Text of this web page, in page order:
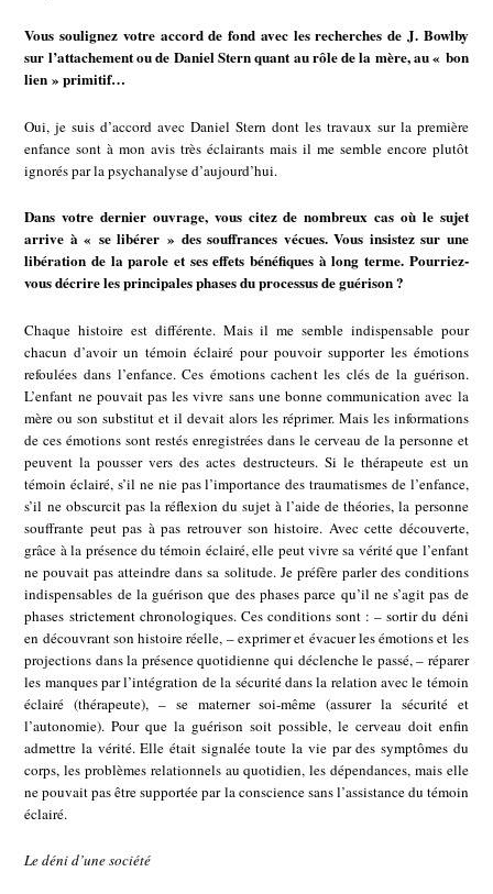
Vous soulignez votre accord de fond avec les recherches de J. Bowlby
sur l’attachement ou de Daniel Stern quant au rôle de la mère, au « bon
lien » primitif…
Oui, je suis d’accord avec Daniel Stern dont les travaux sur la première
enfance sont à mon avis très éclairants mais il me semble encore plutôt
ignorés par la psychanalyse d’aujourd’hui.
Dans votre dernier ouvrage, vous citez de nombreux cas où le sujet
arrive à « se libérer » des souffrances vécues. Vous insistez sur une
libération de la parole et ses effets bénéfiques à long terme. Pourriez-
vous décrire les principales phases du processus de guérison ?
Chaque histoire est différente. Mais il me semble indispensable pour
chacun d’avoir un témoin éclairé pour pouvoir supporter les émotions
refoulées dans l’enfance. Ces émotions cachent les clés de la guérison.
L’enfant ne pouvait pas les vivre sans une bonne communication avec la
mère ou son substitut et il devait alors les réprimer. Mais les informations
de ces émotions sont restés enregistrées dans le cerveau de la personne et
peuvent la pousser vers des actes destructeurs. Si le thérapeute est un
témoin éclairé, s’il ne nie pas l’importance des traumatismes de l’enfance,
s’il ne obscurcit pas la réflexion du sujet à l’aide de théories, la personne
souffrante peut pas à pas retrouver son histoire. Avec cette découverte,
grâce à la présence du témoin éclairé, elle peut vivre sa vérité que l’enfant
ne pouvait pas atteindre dans sa solitude. Je préfère parler des conditions
indispensables de la guérison que des phases parce qu’il ne s’agit pas de
phases strictement chronologiques. Ces conditions sont : – sortir du déni
en découvrant son histoire réelle, – exprimer et évacuer les émotions et les
projections dans la présence quotidienne qui déclenche le passé, – réparer
les manques par l’intégration de la sécurité dans la relation avec le témoin
éclairé (thérapeute), – se materner soi-même (assurer la sécurité et
l’autonomie). Pour que la guérison soit possible, le cerveau doit enfin
admettre la vérité. Elle était signalée toute la vie par des symptômes du
corps, les problèmes relationnels au quotidien, les dépendances, mais elle
ne pouvait pas être supportée par la conscience sans l’assistance du témoin
éclairé.
Le déni d’une société